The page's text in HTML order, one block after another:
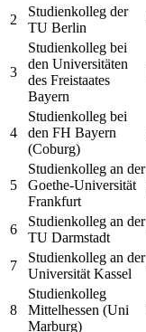
2
Studienkolleg der
TU Berlin
3
Studienkolleg bei
den Universitäten
des Freistaates
Bayern
4
Studienkolleg bei
den FH Bayern
(Coburg)
5
Studienkolleg an der
Goethe-Universität
Frankfurt
6
Studienkolleg an der
TU Darmstadt
7
Studienkolleg an der
Universität Kassel
8
Studienkolleg
Mittelhessen (Uni
Marburg)